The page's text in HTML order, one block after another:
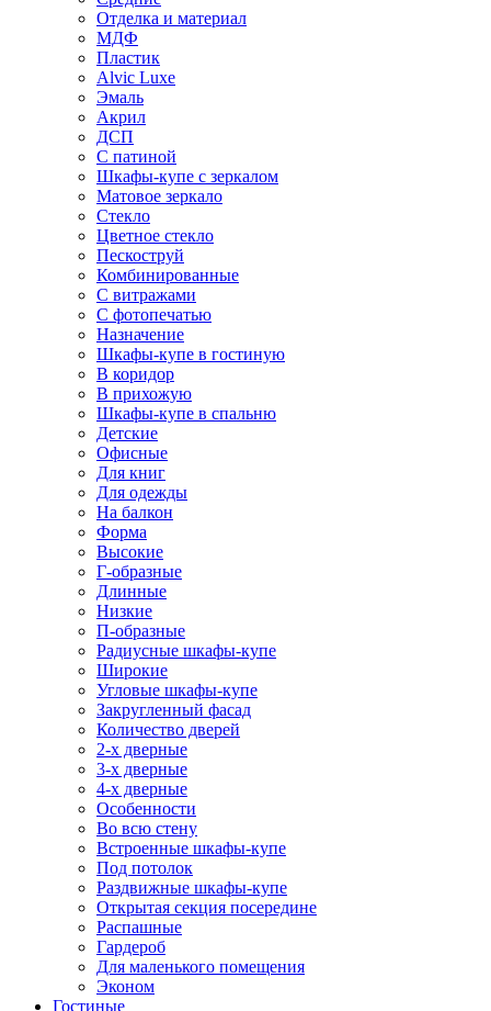
Отделка и материал
МДФ
Пластик
Alvic Luxe
Эмаль
Акрил
ДСП
С патиной
Шкафы-купе с зеркалом
Матовое зеркало
Стекло
Цветное стекло
Пескоструй
Комбинированные
С витражами
С фотопечатью
Назначение
Шкафы-купе в гостиную
В коридор
В прихожую
Шкафы-купе в спальню
Детские
Офисные
Для книг
Для одежды
На балкон
Форма
Высокие
Г-образные
Длинные
Низкие
П-образные
Радиусные шкафы-купе
Широкие
Угловые шкафы-купе
Закругленный фасад
Количество дверей
2-х дверные
3-х дверные
4-х дверные
Особенности
Во всю стену
Встроенные шкафы-купе
Под потолок
Раздвижные шкафы-купе
Открытая секция посередине
Распашные
Гардероб
Для маленького помещения
Эконом
Гостиные